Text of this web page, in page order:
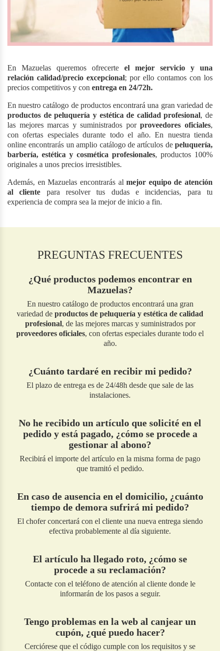
En Mazuelas queremos ofrecerte el mejor servicio y una
relación calidad/precio excepcional; por ello contamos con los
precios competitivos y con entrega en 24/72h.
En nuestro catálogo de productos encontrará una gran variedad de
productos de peluquería y estética de calidad profesional, de
las mejores marcas y suministrados porproveedores oficiales,
con ofertas especiales durante todo el año. En nuestra tienda
online encontrarás un amplio catálogo de artículos de peluquería,
barbería, estética y cosmética profesionales, productos 100%
originales a unos precios irresistibles.
Además, en Mazuelas encontrarás almejor equipo de atención
al cliente para resolver tus dudas e incidencias, para tu
experiencia de compra sea la mejor de inicio a fin.
PREGUNTAS FRECUENTES
¿Qué productos podemos encontrar en
Mazuelas?
En nuestro catálogo de productos encontrará una gran
variedad de productos de peluquería y estética de calidad
profesional, de las mejores marcas y suministrados por
proveedores oficiales, con ofertas especiales durante todo el
año.
¿Cuánto tardaré en recibir mi pedido?
El plazo de entrega es de 24/48h desde que sale de las
instalaciones.
No he recibido un artículo que solicité en el
pedido y está pagado, ¿cómo se procede a
gestionar al abono?
Recibirá el importe del artículo en la misma forma de pago
que tramitó el pedido.
En caso de ausencia en el domicilio, ¿cuánto
tiempo de demora sufrirá mi pedido?
El chofer concertará con el cliente una nueva entrega siendo
efectiva probablemente al día siguiente.
El artículo ha llegado roto, ¿cómo se
procede a su reclamación?
Contacte con el teléfono de atención al cliente donde le
informarán de los pasos a seguir.
Tengo problemas en la web al canjear un
cupón, ¿qué puedo hacer?
Cerciórese que el código cumple con los requisitos y se